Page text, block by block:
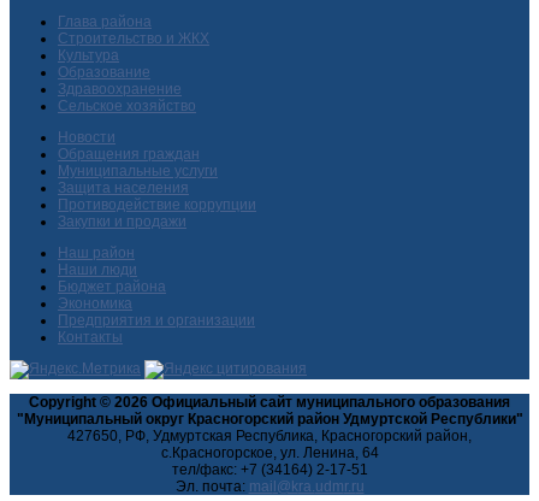
Глава района
Строительство и ЖКХ
Культура
Образование
Здравоохранение
Сельское хозяйство
Новости
Обращения граждан
Муниципальные услуги
Защита населения
Противодействие коррупции
Закупки и продажи
Наш район
Наши люди
Бюджет района
Экономика
Предприятия и организации
Контакты
Copyright © 2026 Официальный сайт муниципального образования
"Муниципальный округ Красногорский район Удмуртской Республики"
427650, РФ, Удмуртская Республика, Красногорский район,
с.Красногорское, ул. Ленина, 64
тел/факс: +7 (34164) 2-17-51
Эл. почта: